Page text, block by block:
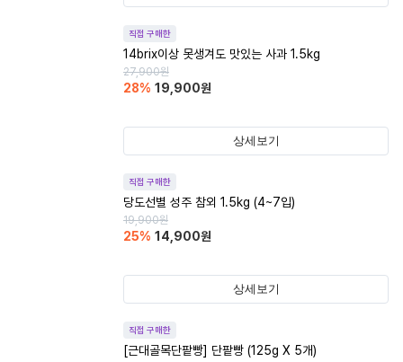
직접 구매한
14brix이상 못생겨도 맛있는 사과 1.5kg
27,900원
28% 19,900원
상세보기
직접 구매한
당도선별 성주 참외 1.5kg (4~7입)
19,900원
25% 14,900원
상세보기
직접 구매한
[근대골목단팥빵] 단팥빵 (125g X 5개)